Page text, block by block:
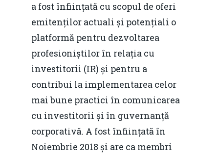
a fost înființată cu scopul de oferi
emitenților actuali și potențiali o
platformă pentru dezvoltarea
profesioniștilor în relația cu
investitorii (IR) și pentru a
contribui la implementarea celor
mai bune practici în comunicarea
cu investitorii și în guvernanță
corporativă. A fost înființată în
Noiembrie 2018 și are ca membri
România – orizont
resurselor naturale
Piaţa gazelor naturale:
predictibilitate,
concurenţă.
Soluții de
IMM
Rolul băncilor în
IMM
Marea Neagră în Noua
economie
Politici Europene în
Economie
Video Forum Marea
predictibilitate,
concurență.
EM360 Talk
Contact
Burse pentru
Daniel Apostol
Email: